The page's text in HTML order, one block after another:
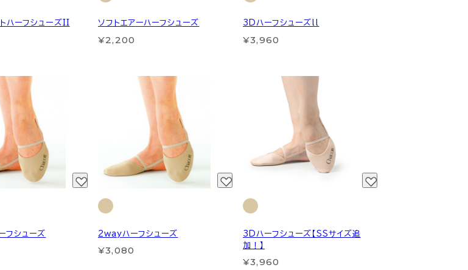
ハーフシューズII ソフトエアーハーフシューズ
¥2,200
3Dハーフシューズll
¥3,960
フシューズ 2wayハーフシューズ
¥3,080
3Dハーフシューズ【SSサイズ追
加！】
¥3,960